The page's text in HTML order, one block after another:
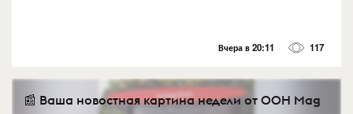
Вчера в 20:11 117
📰 Ваша новостная картина недели от OOH Mag